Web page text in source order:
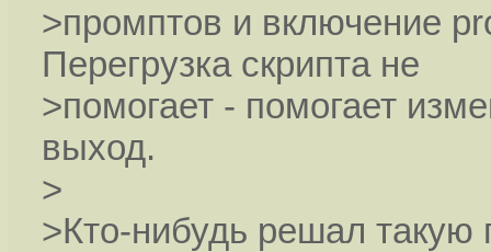
>промптов и включение
Перегрузка скрипта не
>помогает - помогает
выход.
>
>Кто-нибудь решал